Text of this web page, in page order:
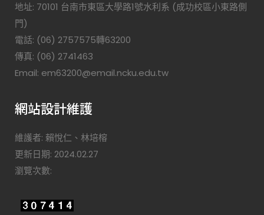
地址: 70101 台南市東區大學路1號水利系 (成功校區小東路側
門)
電話: (06) 2757575轉63200
傳真: (06) 2741463
Email: em63200@email.ncku.edu.tw
網站設計維護
維護者: 賴悅仁、林培榕
更新日期: 2024.02.27
瀏覽次數: